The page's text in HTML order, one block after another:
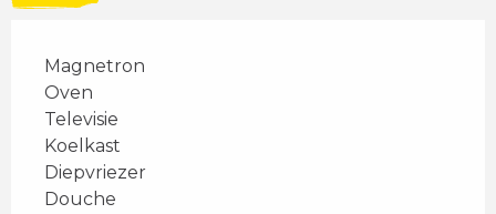
Magnetron
Oven
Televisie
Koelkast
Diepvriezer
Douche